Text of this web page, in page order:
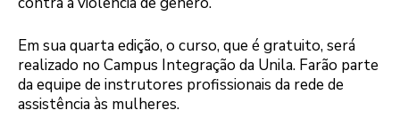
Em sua quarta edição, o curso, que é gratuito, será
realizado no Campus Integração da Unila. Farão parte
da equipe de instrutores profissionais da rede de
assistência às mulheres.